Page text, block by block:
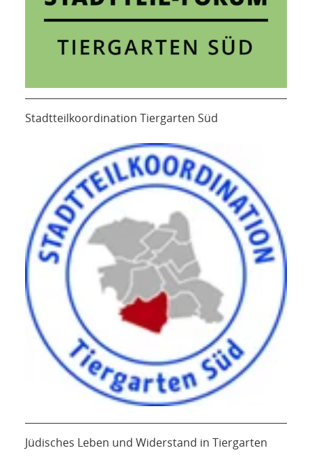
Stadtteilkoordination Tiergarten Süd
Jüdisches Leben und Widerstand in Tiergarten